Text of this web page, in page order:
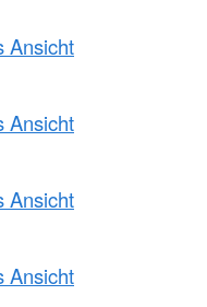
Ansicht
Ansicht
Ansicht
Ansicht